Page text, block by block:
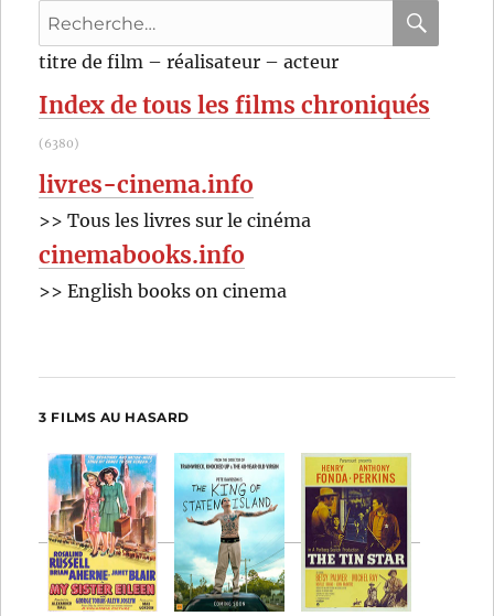
Recherche
pour
titre de film – réalisateur – acteur
Index de tous les films chroniqués
(6380)
livres-cinema.info
>> Tous les livres sur le cinéma
cinemabooks.info
>> English books on cinema
3 FILMS AU HASARD